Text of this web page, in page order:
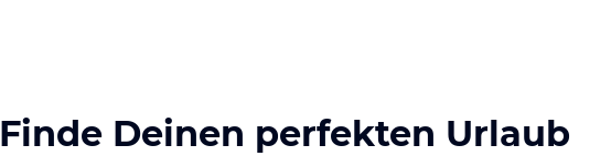
Finde Deinen perfekten Urlaub